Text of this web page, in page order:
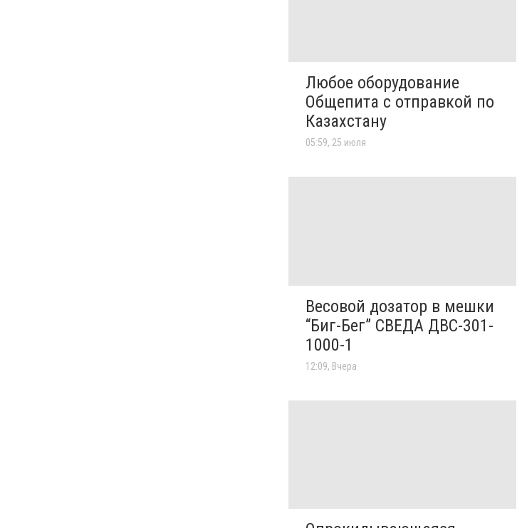
Любое оборудование
Общепита с отправкой по
Казахстану
05:59, 25 июля
Весовой дозатор в мешки
“Биг-Бег” СВЕДА ДВС-301-
1000-1
12:09, Вчера